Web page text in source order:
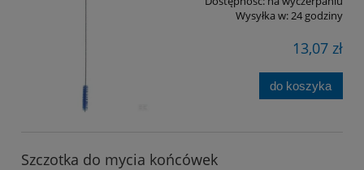
Wysyłka w:24 godziny
13,07 zł
do koszyka
Szczotka do mycia końcówek